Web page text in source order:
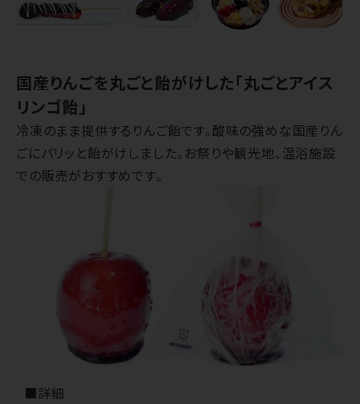
国産りんごを丸ごと飴がけした「丸ごとアイス
リンゴ飴」
冷凍のまま提供するりんご飴です。酸味の強めな国産りん
ごにパリッと飴がけしました。お祭りや観光地、温浴施設
での販売がおすすめです。
■詳細